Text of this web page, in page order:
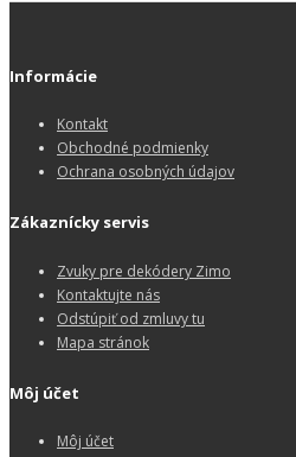
Informácie
Kontakt
Obchodné podmienky
Ochrana osobných údajov
Zákaznícky servis
Zvuky pre dekódery Zimo
Kontaktujte nás
Odstúpiť od zmluvy tu
Mapa stránok
Môj účet
Môj účet